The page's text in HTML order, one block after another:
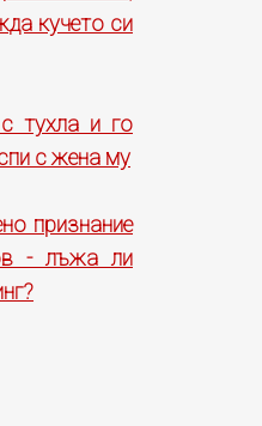
кучето си
тухла и го
с жена му
признание
- лъжа ли